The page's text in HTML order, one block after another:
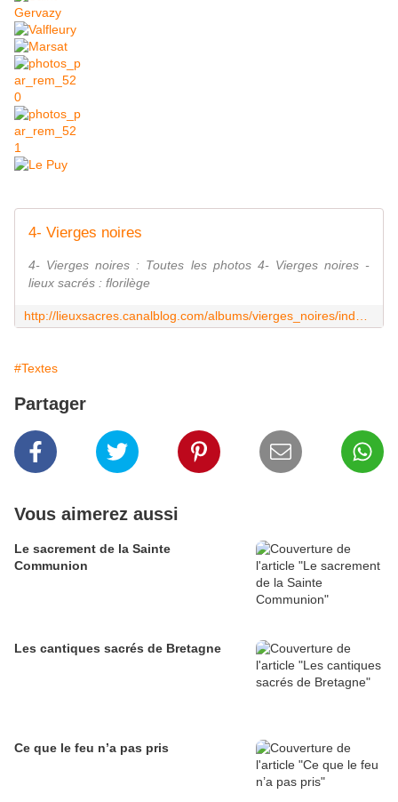
4- Vierges noires
4- Vierges noires : Toutes les photos 4- Vierges noires -
lieux sacrés : florilège
#Textes
Partager
Vous aimerez aussi
Le sacrement de la Sainte
Communion
Les cantiques sacrés de Bretagne
Ce que le feu n’a pas pris